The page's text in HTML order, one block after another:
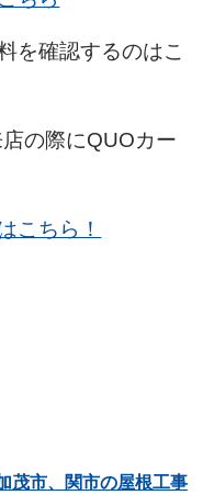
を確認するのはこ
の際にQUOカー
こちら！
茂市、関市の屋根工事